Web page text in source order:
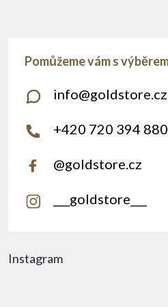
Instagram
info@goldstore.cz
+420 720 394 880
@goldstore.cz
___goldstore___